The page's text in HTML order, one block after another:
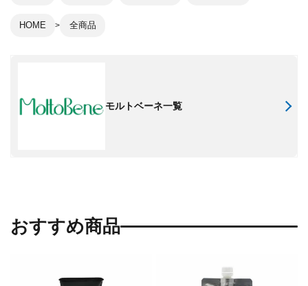
HOME 全商品
モルトベーネ一覧
おすすめ商品